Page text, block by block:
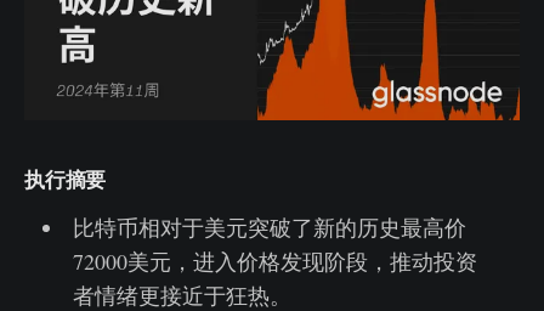
执行摘要
比特币相对于美元突破了新的历史最高价
72000美元，进入价格发现阶段，推动投资
者情绪更接近于狂热。